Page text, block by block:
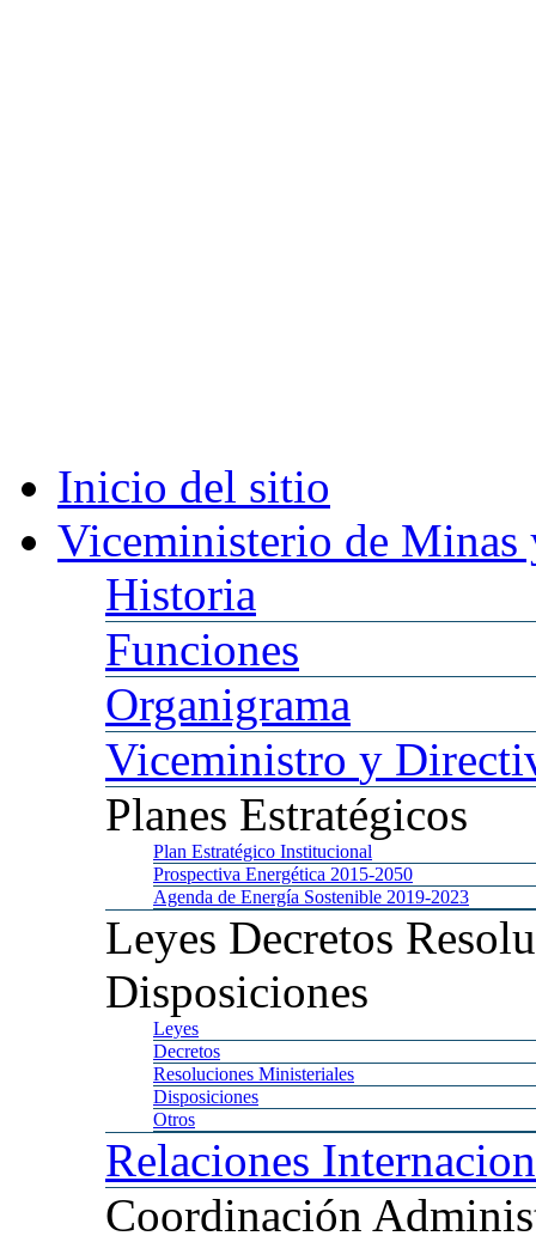
Inicio del sitio
Viceministerio de Minas
Historia
Funciones
Organigrama
Viceministro y
Planes Estratégicos
Plan Estratégico Institucional
Prospectiva Energética 2015-2050
Agenda de Energía Sostenible 2019-2023
Leyes Decretos
Disposiciones
Leyes
Decretos
Resoluciones Ministeriales
Disposiciones
Otros
Relaciones
Coordinación